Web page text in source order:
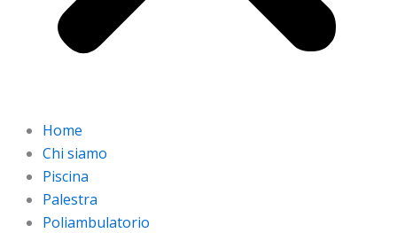
Home
Chi siamo
Piscina
Palestra
Poliambulatorio